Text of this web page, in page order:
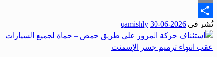
Email
Share
نُشر في 2026-06-30
qamishly